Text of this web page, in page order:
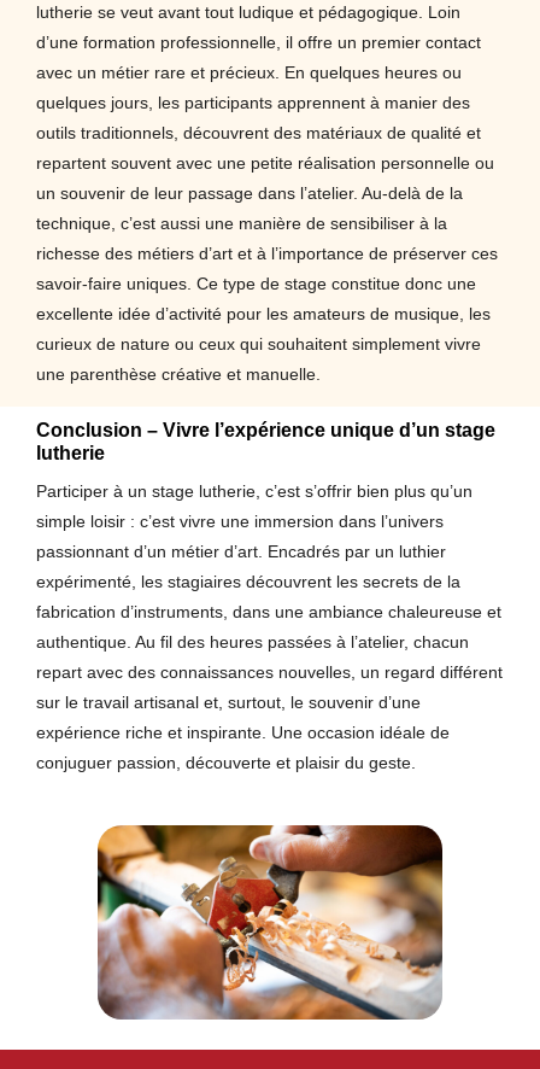
lutherie se veut avant tout ludique et pédagogique. Loin
d’une formation professionnelle, il offre un premier contact
avec un métier rare et précieux. En quelques heures ou
quelques jours, les participants apprennent à manier des
outils traditionnels, découvrent des matériaux de qualité et
repartent souvent avec une petite réalisation personnelle ou
un souvenir de leur passage dans l’atelier. Au-delà de la
technique, c’est aussi une manière de sensibiliser à la
richesse des métiers d’art et à l’importance de préserver ces
savoir-faire uniques. Ce type de stage constitue donc une
excellente idée d’activité pour les amateurs de musique, les
curieux de nature ou ceux qui souhaitent simplement vivre
une parenthèse créative et manuelle.
Conclusion – Vivre l’expérience unique d’un stage
lutherie
Participer à un stage lutherie, c’est s’offrir bien plus qu’un
simple loisir : c’est vivre une immersion dans l’univers
passionnant d’un métier d’art. Encadrés par un luthier
expérimenté, les stagiaires découvrent les secrets de la
fabrication d’instruments, dans une ambiance chaleureuse et
authentique. Au fil des heures passées à l’atelier, chacun
repart avec des connaissances nouvelles, un regard différent
sur le travail artisanal et, surtout, le souvenir d’une
expérience riche et inspirante. Une occasion idéale de
conjuguer passion, découverte et plaisir du geste.